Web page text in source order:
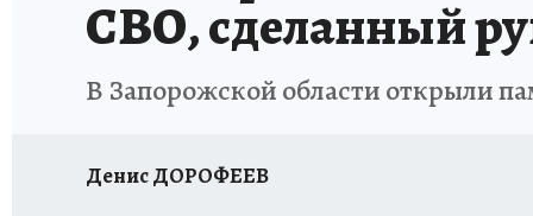
РАДИО КП НОВОЕ
СВО, сделанный
В Запорожской области открыли
Денис ДОРОФЕЕВ